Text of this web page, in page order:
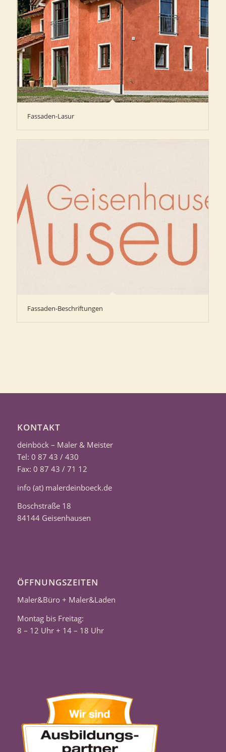
Fassaden-Lasur
Fassaden-Beschriftungen
KONTAKT
deinböck – Maler & Meister
Tel: 0 87 43 / 430
Fax: 0 87 43 / 71 12
info (at) malerdeinboeck.de
Boschstraße 18
84144 Geisenhausen
ÖFFNUNGSZEITEN
Maler&Büro + Maler&Laden
Montag bis Freitag:
8 – 12 Uhr + 14 – 18 Uhr